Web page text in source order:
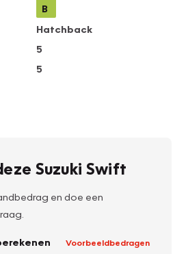
B
Hatchback
5
5
Suzuki Swift
en doe een
Voorbeeldbedragen